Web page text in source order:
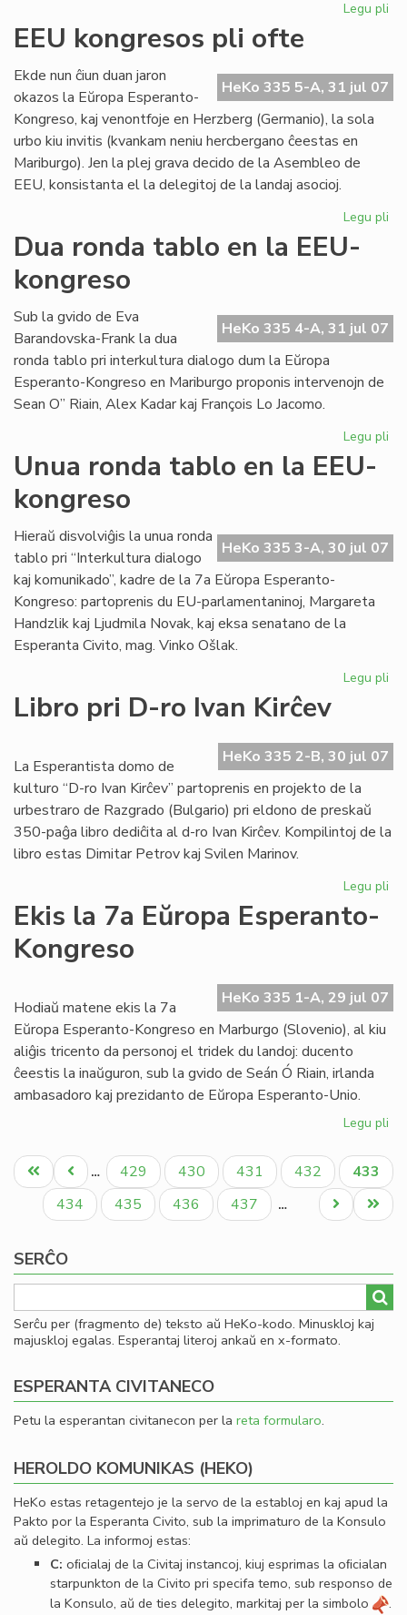
Legu pli
EEU kongresos pli ofte
HeKo 335 5-A, 31 jul 07
Ekde nun ĉiun duan jaron
okazos la Eŭropa Esperanto-
Kongreso, kaj venontfoje en Herzberg (Germanio), la sola
urbo kiu invitis (kvankam neniu hercbergano ĉeestas en
Mariburgo). Jen la plej grava decido de la Asembleo de
EEU, konsistanta el la delegitoj de la landaj asocioj.
Legu pli
Dua ronda tablo en la EEU-
kongreso
HeKo 335 4-A, 31 jul 07
Sub la gvido de Eva
Barandovska-Frank la dua
ronda tablo pri interkultura dialogo dum la Eŭropa
Esperanto-Kongreso en Mariburgo proponis intervenojn de
Sean O” Riain, Alex Kadar kaj François Lo Jacomo.
Legu pli
la
Unua ronda tablo en la EEU-
kongreso
HeKo 335 3-A, 30 jul 07
Hieraŭ disvolviĝis la unua ronda
tablo pri “Interkultura dialogo
kaj komunikado”, kadre de la 7a Eŭropa Esperanto-
Kongreso: partoprenis du EU-parlamentaninoj, Margareta
Handzlik kaj Ljudmila Novak, kaj eksa senatano de la
Esperanta Civito, mag. Vinko Ošlak.
Legu pli
la
Libro pri D-ro Ivan Kirĉev
HeKo 335 2-B, 30 jul 07
La Esperantista domo de
kulturo “D-ro Ivan Kirĉev” partoprenis en projekto de la
urbestraro de Razgrado (Bulgario) pri eldono de preskaŭ
350-paĝa libro dediĉita al d-ro Ivan Kirĉev. Kompilintoj de la
libro estas Dimitar Petrov kaj Svilen Marinov.
Legu pli
Ekis la 7a Eŭropa Esperanto-
Kongreso
HeKo 335 1-A, 29 jul 07
Hodiaŭ matene ekis la 7a
Eŭropa Esperanto-Kongreso en Marburgo (Slovenio), al kiu
aliĝis tricento da personoj el tridek du landoj: ducento
ĉeestis la inaŭguron, sub la gvido de Seán Ó Riain, irlanda
ambasadoro kaj prezidanto de Eŭropa Esperanto-Unio.
Legu pli
la
7a
Pagination
Unua
paĝo
Antaŭa
paĝo
… Paĝo
429 Paĝo
430 Paĝo
431 Paĝo
432
Aktuala
paĝo
433
Paĝo
434 Paĝo
435 Paĝo
436 Paĝo
437 …
Last
page
Next
page
SERĈO
Serĉu per (fragmento de) teksto aŭ HeKo-kodo. Minuskloj kaj
majuskloj egalas. Esperantaj literoj ankaŭ en x-formato.
ESPERANTA CIVITANECO
Petu la esperantan civitanecon per la reta formularo.
HEROLDO KOMUNIKAS (HEKO)
HeKo estas retagentejo je la servo de la establoj en kaj apud la
Pakto por la Esperanta Civito, sub la imprimaturo de la Konsulo
aŭ delegito. La informoj estas:
C: oﬁcialaj de la Civitaj instancoj, kiuj esprimas la oﬁcialan
starpunkton de la Civito pri specifa temo, sub responso de
la Konsulo, aŭ de ties delegito, markitaj per la simbolo
.